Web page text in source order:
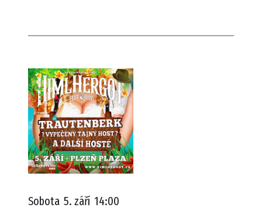
Sobota 5. září 14:00